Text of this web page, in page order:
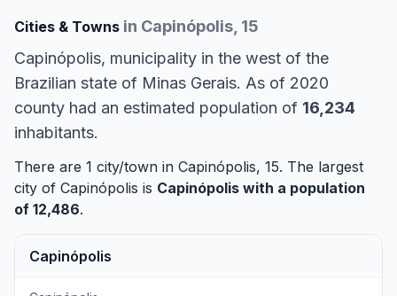
Cities & Towns in Capinópolis, 15
Capinópolis, municipality in the west of the
Brazilian state of Minas Gerais. As of 2020
county had an estimated population of 16,234
inhabitants.
There are 1 city/town in Capinópolis, 15. The largest
city of Capinópolis is Capinópolis with a population
of 12,486.
Capinópolis